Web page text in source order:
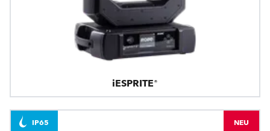
iESPRITE®
IP65 NEU